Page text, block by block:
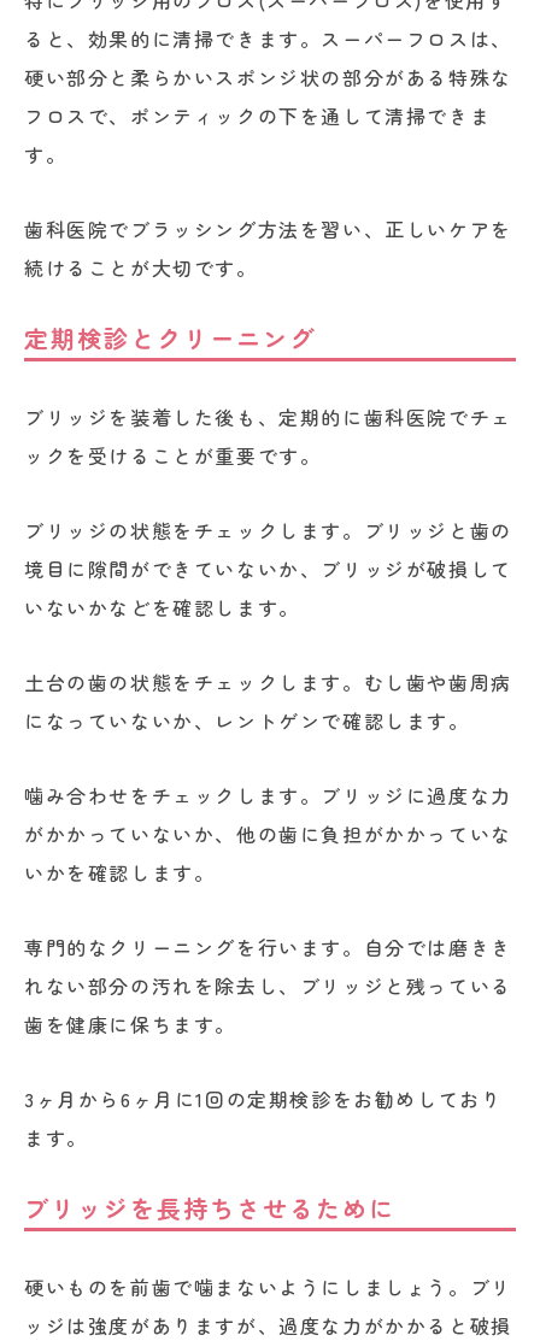
ると、効果的に清掃できます。スーパーフロスは、
硬い部分と柔らかいスポンジ状の部分がある特殊な
フロスで、ポンティックの下を通して清掃できま
す。
歯科医院でブラッシング方法を習い、正しいケアを
続けることが大切です。
定期検診とクリーニング
ブリッジを装着した後も、定期的に歯科医院でチェ
ックを受けることが重要です。
ブリッジの状態をチェックします。ブリッジと歯の
境目に隙間ができていないか、ブリッジが破損して
いないかなどを確認します。
土台の歯の状態をチェックします。むし歯や歯周病
になっていないか、レントゲンで確認します。
噛み合わせをチェックします。ブリッジに過度な力
がかかっていないか、他の歯に負担がかかっていな
いかを確認します。
専門的なクリーニングを行います。自分では磨きき
れない部分の汚れを除去し、ブリッジと残っている
歯を健康に保ちます。
3ヶ月から6ヶ月に1回の定期検診をお勧めしており
ます。
ブリッジを長持ちさせるために
硬いものを前歯で噛まないようにしましょう。ブリ
ッジは強度がありますが、過度な力がかかると破損